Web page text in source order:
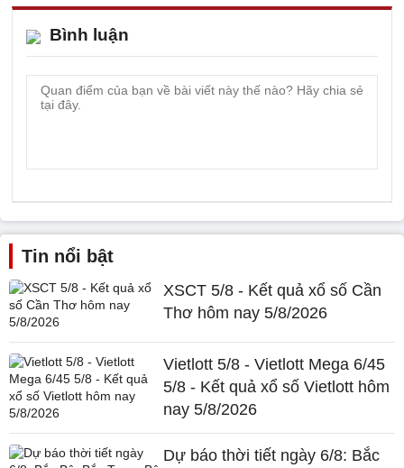
Bình luận
Tin nổi bật
XSCT 5/8 - Kết quả xổ số Cần
Thơ hôm nay 5/8/2026
Vietlott 5/8 - Vietlott Mega 6/45
5/8 - Kết quả xổ số Vietlott hôm
nay 5/8/2026
Dự báo thời tiết ngày 6/8: Bắc